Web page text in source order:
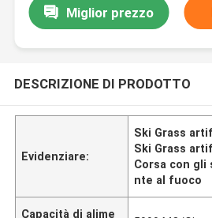
Miglior prezzo
DESCRIZIONE DI PRODOTTO
Evidenziare:
Ski Grass
Ski Grass
Corsa con
nte al fuoco
Capacità di alime